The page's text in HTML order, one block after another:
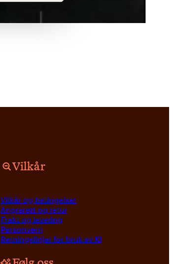
Vilkår
Vilkår og betingelser
Angrerett og retur
Frakt og levering
Personvern
Retningslinjer for bruk av KI